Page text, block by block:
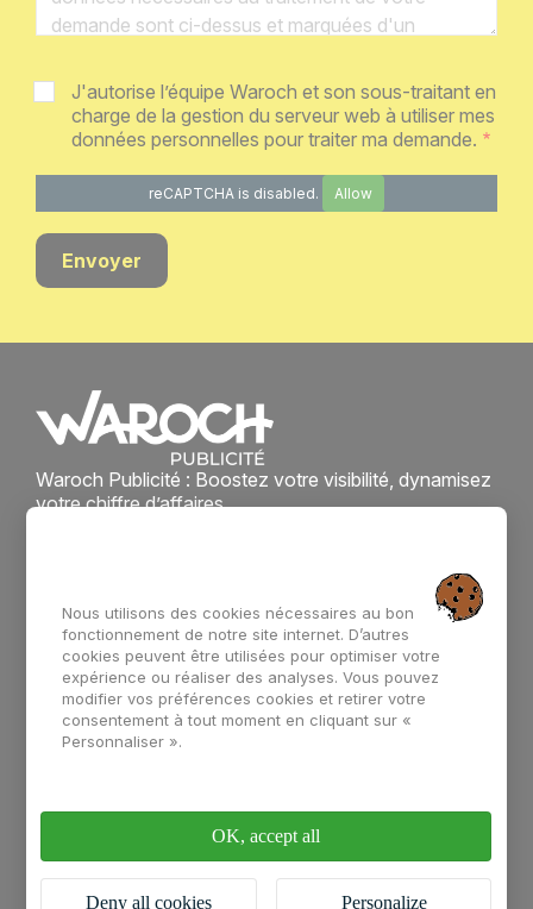
J'autorise l’équipe Waroch et son sous-traitant en
charge de la gestion du serveur web à utiliser mes
données personnelles pour traiter ma demande.
reCAPTCHA is disabled. Allow
Waroch Publicité : Boostez votre visibilité, dynamisez
votre chiffre d’affaires.
Signalétique
Marquage véhicule
Vitrophanie
La team Waroch
Contact
contact@waroch.bzh
47 bis Rue Alain Gerbault, 56000 Vannes
Nous utilisons des cookies nécessaires au bon
fonctionnement de notre site internet. D’autres
cookies peuvent être utilisées pour optimiser votre
expérience ou réaliser des analyses. Vous pouvez
modifier vos préférences cookies et retirer votre
consentement à tout moment en cliquant sur «
Personnaliser ».
OK, accept all
Deny all cookies Personalize